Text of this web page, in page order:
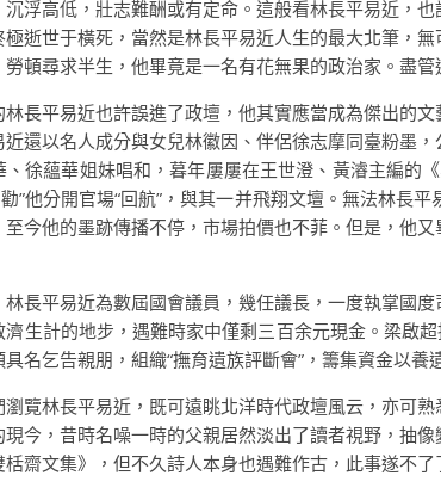
浮高低，壯志難酬或有定命。這般看林長平易近，
逝世于橫死，當然是林長平易近人生的最大北筆，
頓尋求半生，他畢竟是一名有花無果的政治家。盡
林長平易近也許誤進了政壇，他其實應當成為傑出的
還以名人成分與女兒林徽因、伴侶徐志摩同臺粉墨
、徐蘊華姐妹唱和，暮年屢屢在王世澄、黃濬主編的
”他分開官場“回航”，與其一并飛翔文壇。無法林
至今他的墨跡傳播不停，市場拍價也不菲。但是，他
長平易近為數屆國會議員，幾任議長，一度執掌國
濟生計的地步，遇難時家中僅剩三百余元現金。梁啟
名乞告親朋，組織“撫育遺族評斷會”，籌集資金以
瀏覽林長平易近，既可遠眺北洋時代政壇風云，亦可
今，昔時名噪一時的父親居然淡出了讀者視野，抽
齋文集》，但不久詩人本身也遇難作古，此事遂不了